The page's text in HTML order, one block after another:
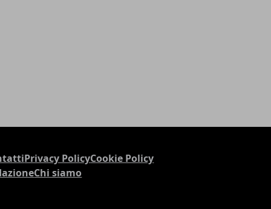
Privacy PolicyCookie Policy
Chi siamo